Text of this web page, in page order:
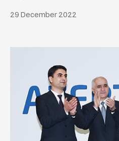
29 December 2022